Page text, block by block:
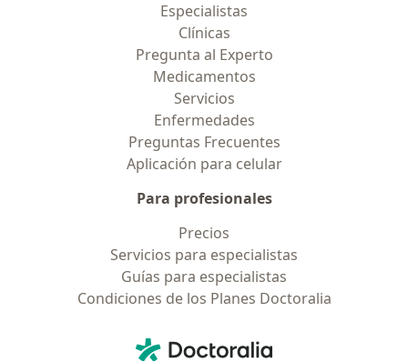
Especialistas
Clínicas
Pregunta al Experto
Medicamentos
Servicios
Enfermedades
Preguntas Frecuentes
Aplicación para celular
Para profesionales
Precios
Servicios para especialistas
Guías para especialistas
Condiciones de los Planes Doctoralia
Doctoralia - Página de inicio